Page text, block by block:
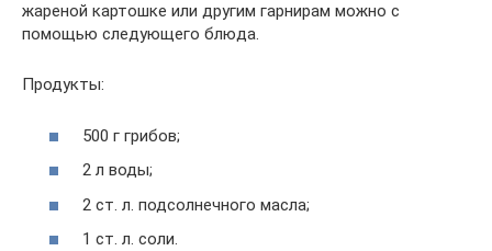
жареной картошке или другим гарнирам можно с
помощью следующего блюда.
Продукты:
500 г грибов;
2 л воды;
2 ст. л. подсолнечного масла;
1 ст. л. соли.